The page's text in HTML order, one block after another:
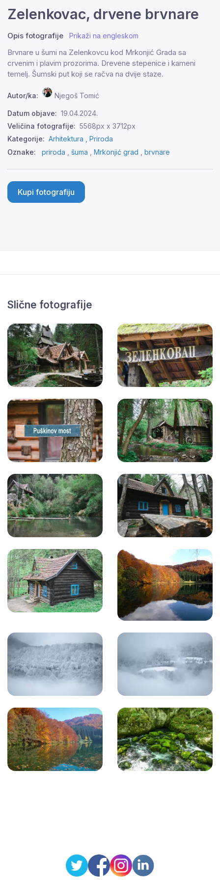
Zelenkovac, drvene brvnare
Opis fotografije Prikaži na engleskom
Brvnare u šumi na Zelenkovcu kod Mrkonjić Grada sa
crvenim i plavim prozorima. Drevene stepenice i kameni
temelj. Šumski put koji se račva na dvije staze.
Autor/ka: Njegoš Tomić
Datum objave: 19.04.2024.
Veličina fotografije: 5568px x 3712px
Kategorije: Arhitektura , Priroda
Oznake:
priroda šuma Mrkonjić grad brvnare
Kupi fotografiju
Slične fotografije